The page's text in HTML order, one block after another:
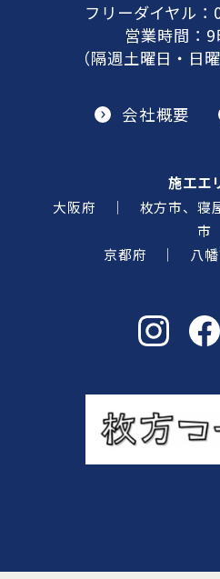
フリーダイヤル：
営業時間：
（隔週土曜日・日
会社概要
施工エ
大阪府 ｜ 枚方市、寝
市
京都府 ｜ 八幡